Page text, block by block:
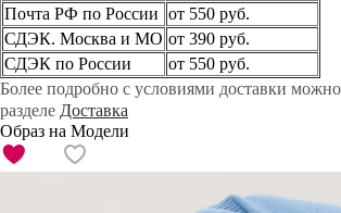
Почта РФ по России от 550 руб.
СДЭК. Москва и МО от 390 руб.
СДЭК по России
от 550 руб.
Более подробно с условиями доставки можно
разделе Доставка
Образ на Модели